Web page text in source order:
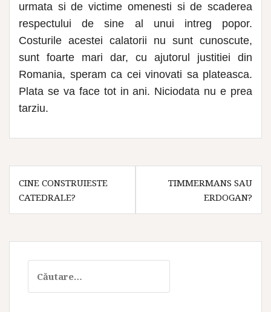
urmata si de victime omenesti si de scaderea
respectului de sine al unui intreg popor.
Costurile acestei calatorii nu sunt cunoscute,
sunt foarte mari dar, cu ajutorul justitiei din
Romania, speram ca cei vinovati sa plateasca.
Plata se va face tot in ani. Niciodata nu e prea
tarziu.
Navigare
în
articole
CINE CONSTRUIESTE
CATEDRALE?
TIMMERMANS SAU
ERDOGAN?
după: